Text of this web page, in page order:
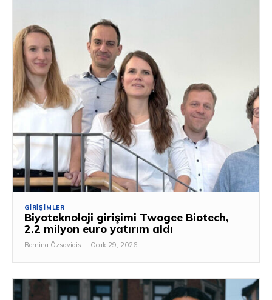
GIRIŞIMLER
Biyoteknoloji girişimi Twogee Biotech,
2.2 milyon euro yatırım aldı
Romina Özsavidis - Ocak 29, 2026